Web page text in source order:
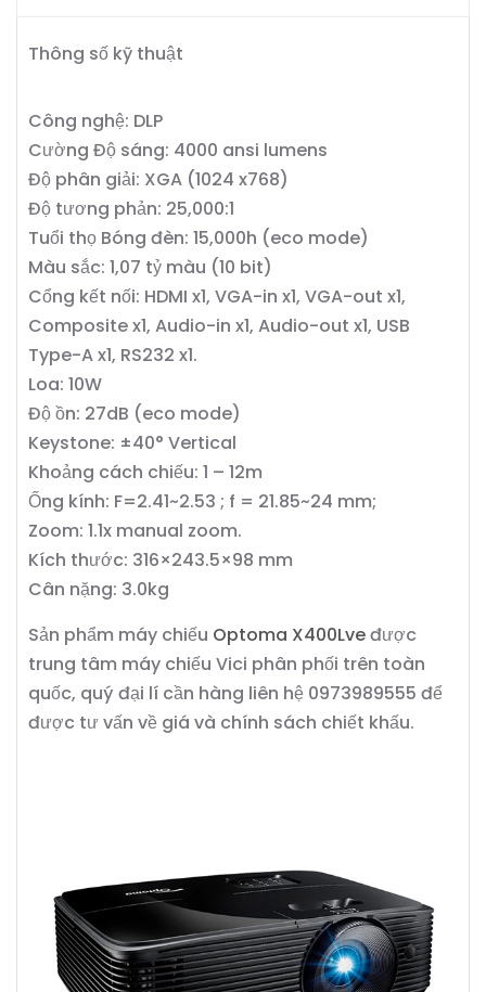
Thông số kỹ thuật
Công nghệ: DLP
Cường Độ sáng: 4000 ansi lumens
Độ phân giải: XGA (1024 x768)
Độ tương phản: 25,000:1
Tuổi thọ Bóng đèn: 15,000h (eco mode)
Màu sắc: 1,07 tỷ màu (10 bit)
Cổng kết nối: HDMI x1, VGA-in x1, VGA-out x1,
Composite x1, Audio-in x1, Audio-out x1, USB
Type-A x1, RS232 x1.
Loa: 10W
Độ ồn: 27dB (eco mode)
Keystone: ±40° Vertical
Khoảng cách chiếu: 1 – 12m
Ống kính: F=2.41~2.53 ; f = 21.85~24 mm;
Zoom: 1.1x manual zoom.
Kích thước: 316×243.5×98 mm
Cân nặng: 3.0kg
Sản phẩm máy chiếu Optoma X400Lveđược
trung tâm máy chiếu Vici phân phối trên toàn
quốc, quý đại lí cần hàng liên hệ 0973989555 để
được tư vấn về giá và chính sách chiết khấu.